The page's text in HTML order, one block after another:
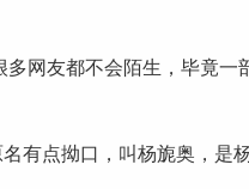
网友都不会陌生，毕竟
有点拗口，叫杨旎奥，是